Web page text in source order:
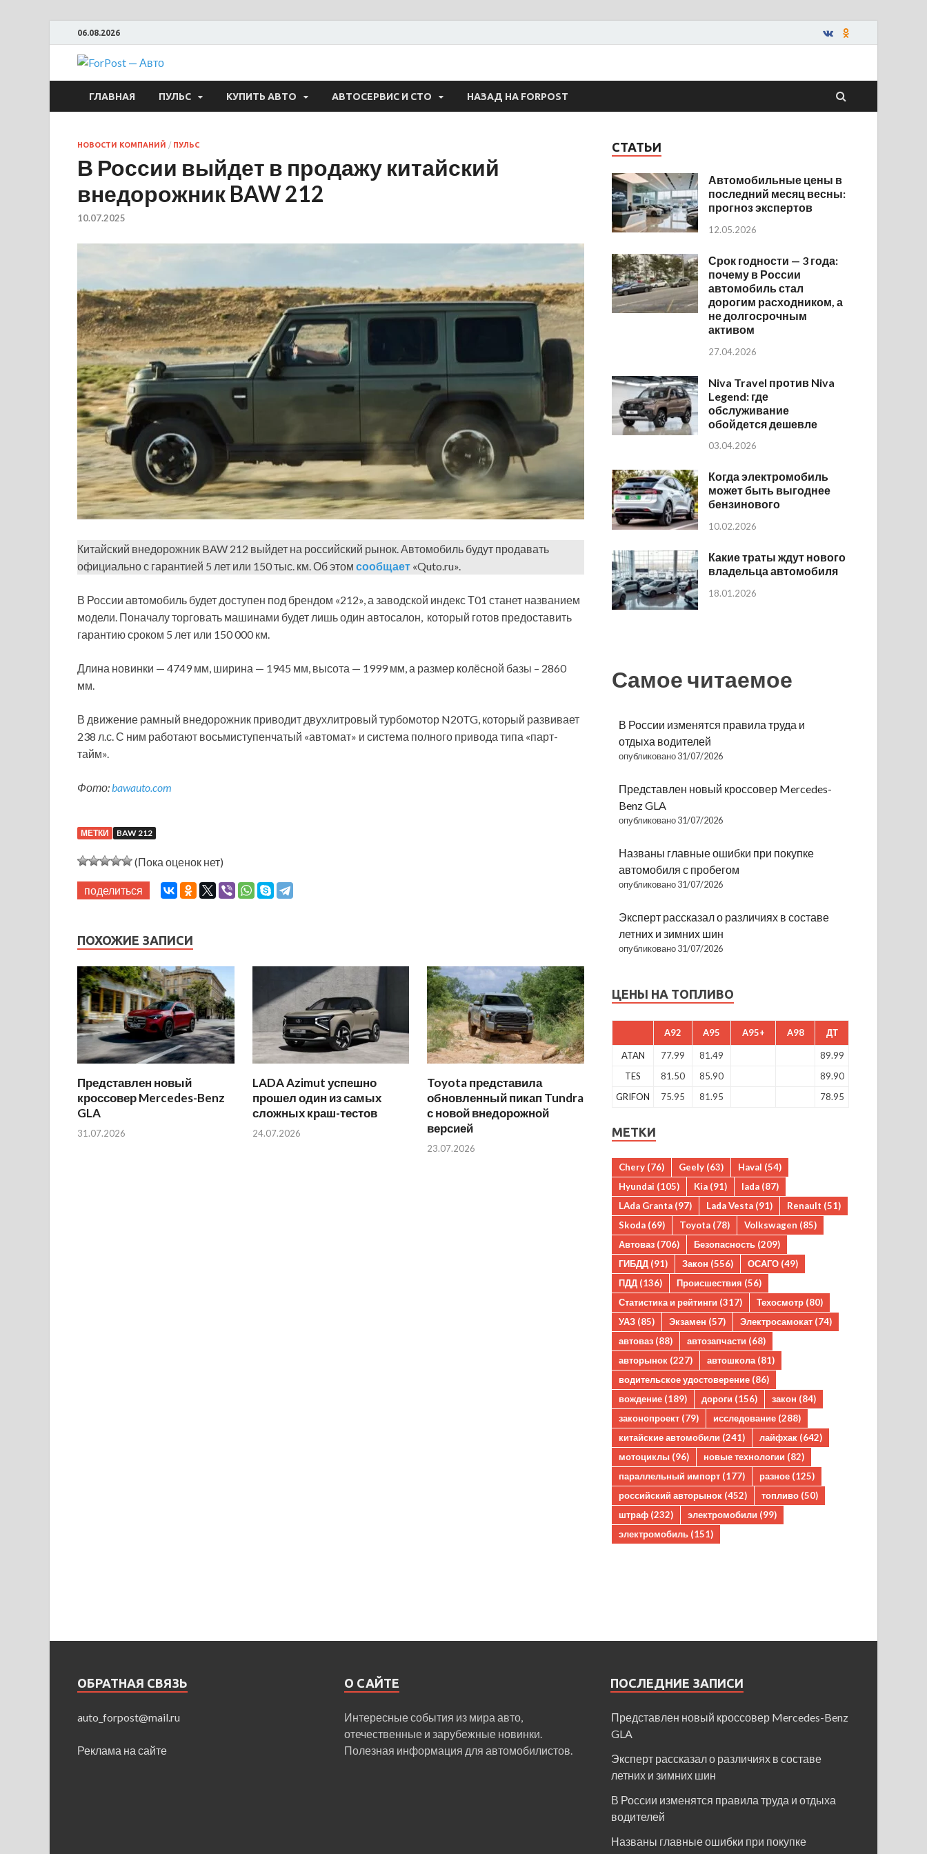
06.08.2026
ForPost — Авто
ГЛАВНАЯ ПУЛЬС КУПИТЬ АВТО АВТОСЕРВИС И СТО НАЗАД НА FORPOST
НОВОСТИ КОМПАНИЙ / ПУЛЬС
В России выйдет в продажу китайский
внедорожник BAW 212
10.07.2025
Китайский внедорожник BAW 212 выйдет на российский рынок. Автомобиль будут продавать
официально с гарантией 5 лет или 150 тыс. км. Об этом сообщает «Quto.ru».
В России автомобиль будет доступен под брендом «212», а заводской индекс Т01 станет названием
модели. Поначалу торговать машинами будет лишь один автосалон, который готов предоставить
гарантию сроком 5 лет или 150 000 км.
Длина новинки — 4749 мм, ширина — 1945 мм, высота — 1999 мм, а размер колёсной базы – 2860
мм.
В движение рамный внедорожник приводит двухлитровый турбомотор N20TG, который развивает
238 л.с. С ним работают восьмиступенчатый «автомат» и система полного привода типа «парт-
тайм».
Фото:bawauto.com
МЕТКИ BAW 212
(Пока оценок нет)
поделиться
ПОХОЖИЕ ЗАПИСИ
Представлен новый
кроссовер Mercedes-Benz
GLA
31.07.2026
LADA Azimut успешно
прошел один из самых
сложных краш-тестов
24.07.2026
Toyota представила
обновленный пикап Tundra
с новой внедорожной
версией
23.07.2026
СТАТЬИ
Автомобильные цены в
последний месяц весны:
прогноз экспертов
12.05.2026
Срок годности — 3 года:
почему в России
автомобиль стал
дорогим расходником, а
не долгосрочным
активом
27.04.2026
Niva Travel против Niva
Legend: где
обслуживание
обойдется дешевле
03.04.2026
Когда электромобиль
может быть выгоднее
бензинового
10.02.2026
Какие траты ждут нового
владельца автомобиля
18.01.2026
Самое читаемое
В России изменятся правила труда и
отдыха водителей
опубликовано 31/07/2026
Представлен новый кроссовер Mercedes-
Benz GLA
опубликовано 31/07/2026
Названы главные ошибки при покупке
автомобиля с пробегом
опубликовано 31/07/2026
Эксперт рассказал о различиях в составе
летних и зимних шин
опубликовано 31/07/2026
ЦЕНЫ НА ТОПЛИВО
A92 A95 A95+ A98 ДТ
ATAN 77.99 81.49
89.99
TES
81.50 85.90
89.90
GRIFON
75.95 81.95 78.95
МЕТКИ
Chery (76) Geely (63) Haval (54)
Hyundai (105) Kia (91) lada (87)
LAda Granta (97) Lada Vesta (91) Renault (51)
Skoda (69) Toyota (78) Volkswagen (85)
Автоваз (706) Безопасность (209)
ГИБДД (91) Закон (556) ОСАГО (49)
ПДД (136) Происшествия (56)
Статистика и рейтинги (317) Техосмотр (80)
УАЗ (85) Экзамен (57) Электросамокат (74)
автоваз (88) автозапчасти (68)
авторынок (227) автошкола (81)
водительское удостоверение (86)
вождение (189) дороги (156) закон (84)
законопроект (79) исследование (288)
китайские автомобили (241) лайфхак (642)
мотоциклы (96) новые технологии (82)
параллельный импорт (177) разное (125)
российский авторынок (452) топливо (50)
штраф (232) электромобили (99)
электромобиль (151)
ОБРАТНАЯ СВЯЗЬ
auto_forpost@mail.ru
Реклама на сайте
О САЙТЕ
Интересные события из мира авто,
отечественные и зарубежные новинки.
Полезная информация для автомобилистов.
ПОСЛЕДНИЕ ЗАПИСИ
Представлен новый кроссовер Mercedes-Benz
GLA
Эксперт рассказал о различиях в составе
летних и зимних шин
В России изменятся правила труда и отдыха
водителей
Названы главные ошибки при покупке